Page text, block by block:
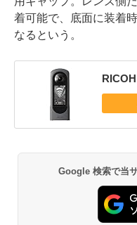
着可能で、底面に装着
なるという。
Google 検索で当